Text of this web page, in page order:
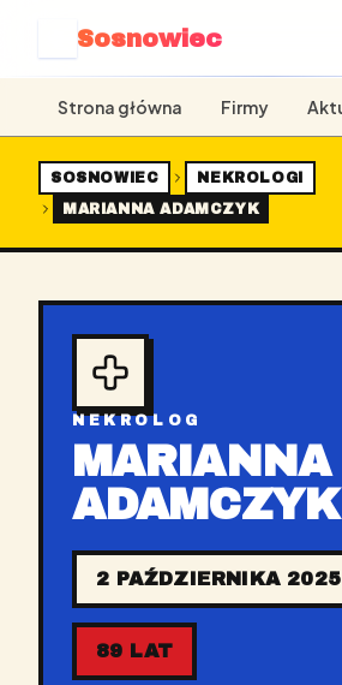
Sosnowiec
Strona główna Firmy
SOSNOWIEC
NEKROLOGI
MARIANNA ADAMCZYK
NEKROLOG
MARIANNA
ADAMCZYK
2 PAŹDZIERNIKA 2025
89 LAT